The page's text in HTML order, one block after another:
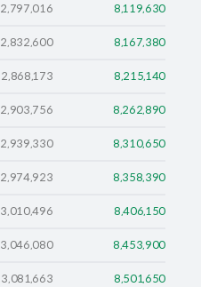
2,797,016 8,119,630
2,832,600 8,167,380
2,868,173 8,215,140
2,903,756 8,262,890
2,939,330 8,310,650
2,974,923 8,358,390
3,010,496 8,406,150
3,046,080 8,453,900
3,081,663 8,501,650